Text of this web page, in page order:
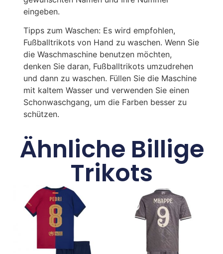
eingeben.
Tipps zum Waschen: Es wird empfohlen,
Fußballtrikots von Hand zu waschen. Wenn Sie
die Waschmaschine benutzen möchten,
denken Sie daran, Fußballtrikots umzudrehen
und dann zu waschen. Füllen Sie die Maschine
mit kaltem Wasser und verwenden Sie einen
Schonwaschgang, um die Farben besser zu
schützen.
Ähnliche Billige
Trikots